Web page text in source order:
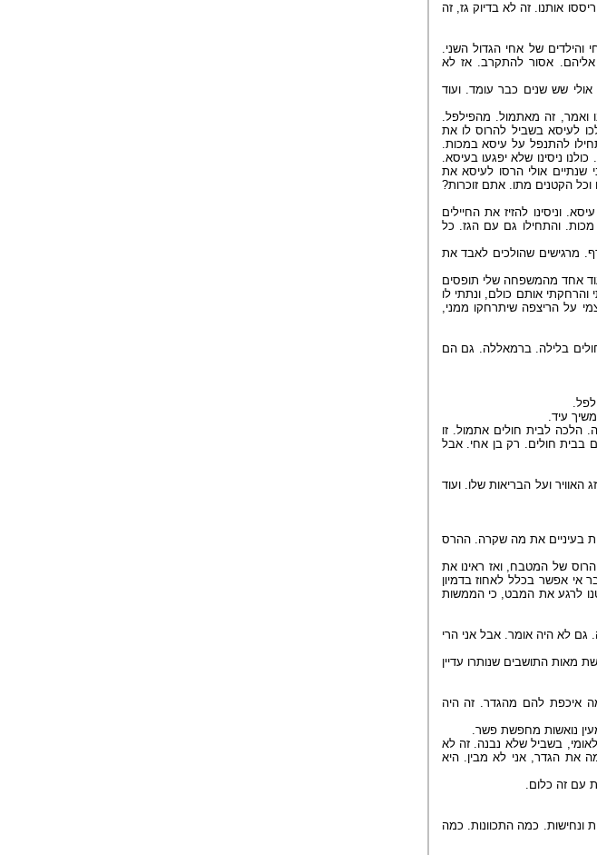
אותנו. זה לא בדיוק גז, זה
של אחי הגדול השני.
אליהם. אסור להתקרב. אז לא
שש שנים כבר עומד. ועוד
ואמר, זה מאתמול. מהפילפל.
לעיסא בשביל להרוס לו את
להתנפל על עיסא במכות.
ניסינו שלא יפגעו בעיסא.
אולי הרסו לעיסא את
הקטנים מתו. אתם זוכרות?
וניסינו להזיז את החיילים
מכות. והתחילו גם עם הגז. כל
מרגישים שהולכים לאבד את
אחד מהמשפחה שלי תופסים
אותם כולם, ונתתי לו
על הריצפה שיתרחקו ממני,
בלילה. ברמאללה. גם הם
עיד.
הלכה לבית חולים אתמול. זו
בבית חולים. רק בן אחי. אבל
ועל הבריאות שלו. ועוד
בעיניים את מה שקרה. ההרס
של המטבח, ואז ראינו את
אי אפשר בכלל לאחוז בדמיון
לרגע את המבט, כי הממשות
לא היה אומר. אבל אני הרי
מאות התושבים שנותרו עדיין
איכפת להם מהגדר. זה היה
נואשות מחפשת פשר.
לאומי, בשביל שלא נבנה. זה לא
את הגדר, אני לא מבין. היא
עם זה כלום.
ונחישות. כמה התכוונות. כמה